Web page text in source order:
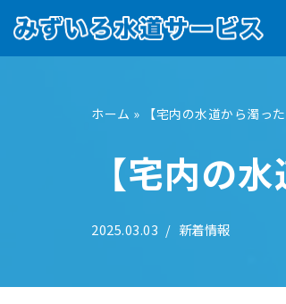
ホーム » 【宅内の水道から濁っ
【宅内の
2025.03.03 新着情報